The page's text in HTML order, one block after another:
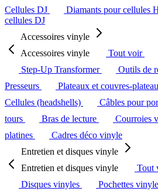
Cellules DJ
Diamants pour cellules
cellules DJ
Accessoires vinyle
Accessoires vinyle
Tout voir
Step-Up Transformer
Outils de
Presseurs
Plateaux et couvres-
Cellules (headshells)
Câbles pour
tours
Bras de lecture Courroies
platines
Cadres déco vinyle
Entretien et disques vinyle
Entretien et disques vinyle
Tout
Disques vinyles
Pochettes vinyle